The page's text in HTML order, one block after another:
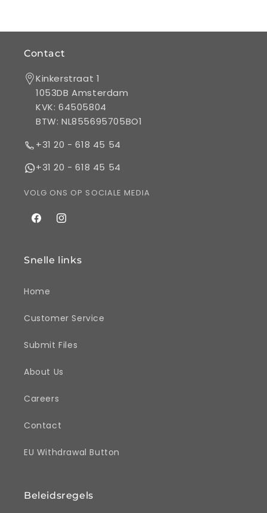
Contact
Kinkerstraat 1
1053DB Amsterdam
KVK: 64505804
BTW: NL855695705BO1
+31 20 - 618 45 54
+31 20 - 618 45 54
VOLG ONS OP SOCIALE MEDIA
FacebookInstagram
Snelle links
Home
Customer Service
Submit Files
About Us
Careers
Contact
EU Withdrawal Button
Beleidsregels